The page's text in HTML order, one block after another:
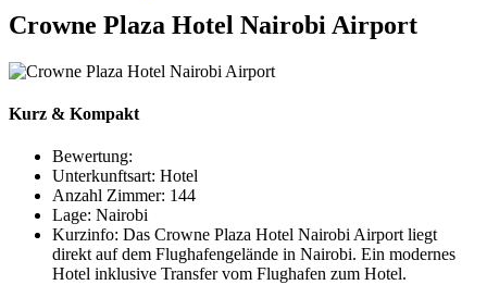
Crowne Plaza Hotel Nairobi Airport
Kurz & Kompakt
Bewertung:
Unterkunftsart: Hotel
Anzahl Zimmer: 144
Lage: Nairobi
Kurzinfo: Das Crowne Plaza Hotel Nairobi Airport liegt
direkt auf dem Flughafengelände in Nairobi. Ein modernes
Hotel inklusive Transfer vom Flughafen zum Hotel.